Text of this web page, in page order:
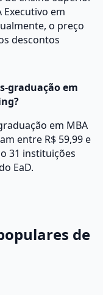
em
o preço
descontos
graduação em
em MBA
entre R$ 59,99 e
31 instituições
EaD.
de